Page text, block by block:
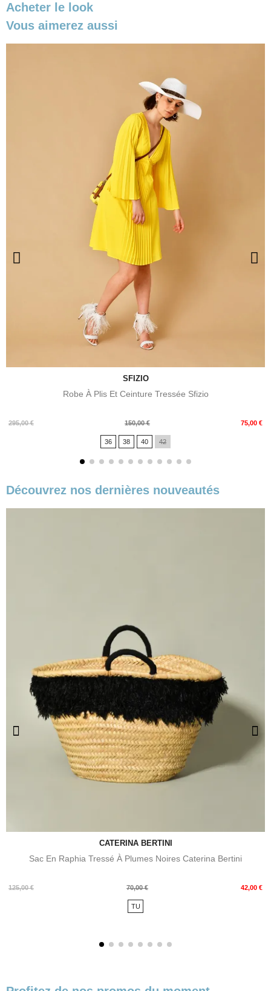
Acheter le look
Vous aimerez aussi
SFIZIO
Robe À Plis Et Ceinture Tressée Sfizio
295,00 €
Prix
150,00 € 75,00 €
Prix
36 38 40 42
Découvrez nos dernières nouveautés
CATERINA BERTINI
Sac En Raphia Tressé À Plumes Noires Caterina Bertini
125,00 €
Prix
70,00 € 42,00 €
Prix
TU